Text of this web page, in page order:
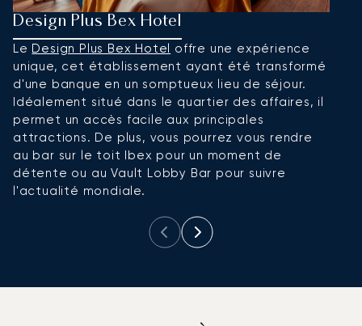
Design Plus Bex Hotel
Le Design Plus Bex Hotel offre une expérience
unique, cet établissement ayant été transformé
d'une banque en un somptueux lieu de séjour.
Idéalement situé dans le quartier des affaires, il
permet un accès facile aux principales
attractions. De plus, vous pourrez vous rendre
au bar sur le toit Ibex pour un moment de
détente ou au Vault Lobby Bar pour suivre
l'actualité mondiale.